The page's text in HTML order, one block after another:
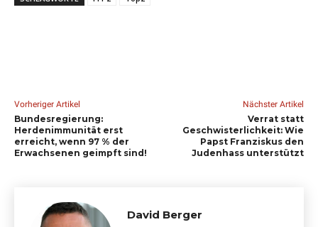
Vorheriger Artikel
Bundesregierung:
Herdenimmunität erst
erreicht, wenn 97 % der
Erwachsenen geimpft sind!
Nächster Artikel
Verrat statt
Geschwisterlichkeit: Wie
Papst Franziskus den
Judenhass unterstützt
David Berger